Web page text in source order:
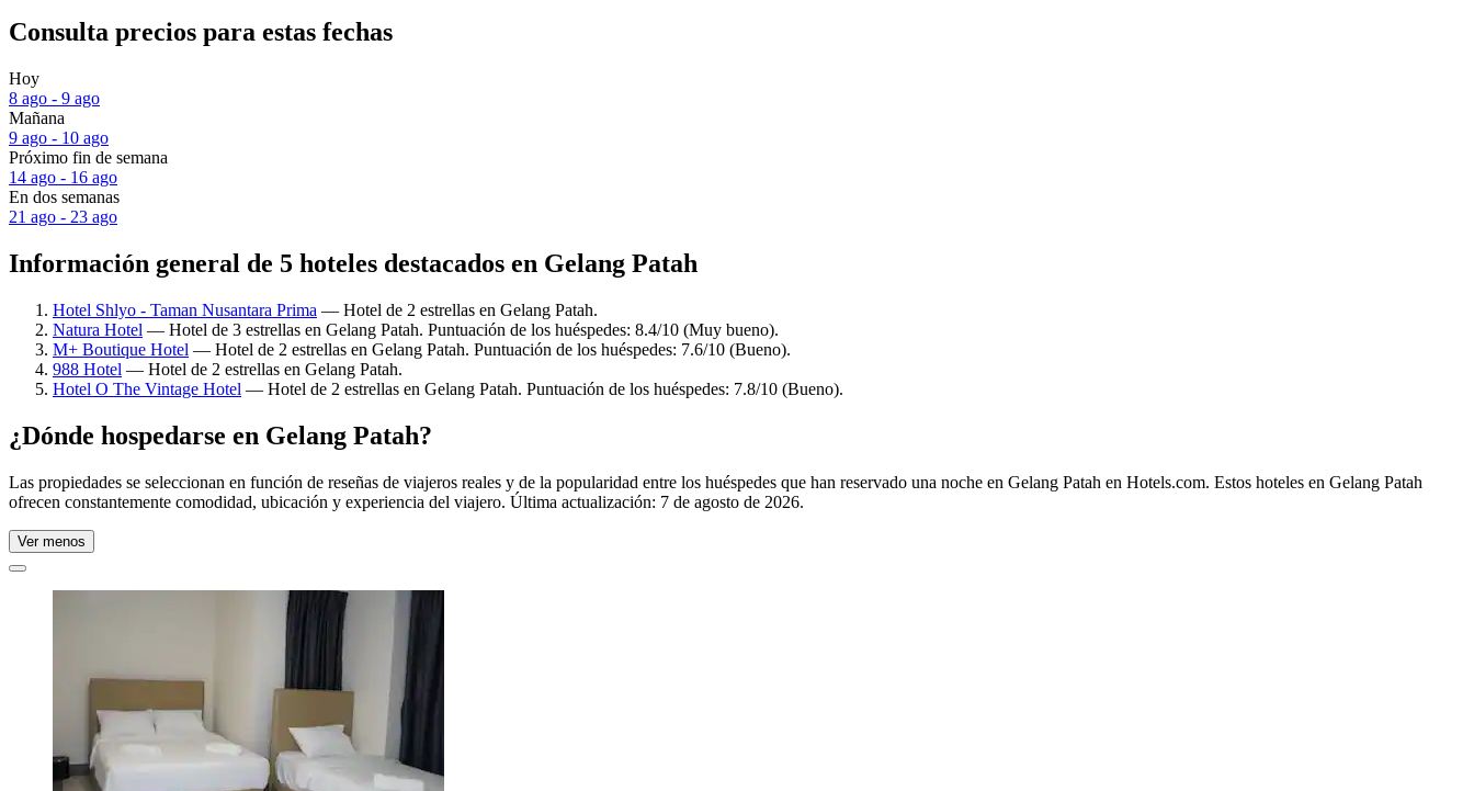
Consulta precios para estas fechas
Hoy
8 ago - 9 ago
Mañana
9 ago - 10 ago
Próximo fin de semana
14 ago - 16 ago
En dos semanas
21 ago - 23 ago
Información general de 5 hoteles destacados en Gelang Patah
Hotel Shlyo - Taman Nusantara Prima — Hotel de 2 estrellas en Gelang Patah.
Natura Hotel — Hotel de 3 estrellas en Gelang Patah. Puntuación de los huéspedes: 8.4/10 (Muy bueno).
M+ Boutique Hotel — Hotel de 2 estrellas en Gelang Patah. Puntuación de los huéspedes: 7.6/10 (Bueno).
988 Hotel — Hotel de 2 estrellas en Gelang Patah.
Hotel O The Vintage Hotel — Hotel de 2 estrellas en Gelang Patah. Puntuación de los huéspedes: 7.8/10 (Bueno).
¿Dónde hospedarse en Gelang Patah?
Las propiedades se seleccionan en función de reseñas de viajeros reales y de la popularidad entre los huéspedes que han reservado una noche en Gelang Patah en Hotels.com. Estos hoteles en Gelang Patah
ofrecen constantemente comodidad, ubicación y experiencia del viajero. Última actualización: 7 de agosto de 2026.
Ver menos